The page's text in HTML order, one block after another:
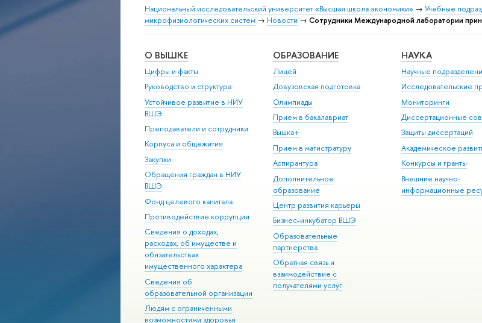
Национальный исследовательский университет «Высшая школа экономики» → Учебные
микрофизиологических систем → Новости → Сотрудники Международной лаборатории
О ВЫШКЕ
Цифры и факты
Руководство и структура
Устойчивое развитие в НИУ
ВШЭ
Преподаватели и сотрудники
Корпуса и общежития
Закупки
Обращения граждан в НИУ
ВШЭ
Фонд целевого капитала
Противодействие коррупции
Сведения о доходах,
расходах, об имуществе и
обязательствах
имущественного характера
Сведения об
образовательной организации
Людям с ограниченными
возможностями здоровья
ОБРАЗОВАНИЕ
Лицей
Довузовская подготовка
Олимпиады
Прием в бакалавриат
Вышка+
Прием в магистратуру
Аспирантура
Дополнительное
образование
Центр развития карьеры
Бизнес-инкубатор ВШЭ
Образовательные
партнерства
Обратная связь и
взаимодействие с
получателями услуг
НАУКА
Научные
Исследовательские
Мониторинги
Диссертационные
Защиты диссертаций
Академическое
Конкурсы и гранты
Внешние научно-
информационные